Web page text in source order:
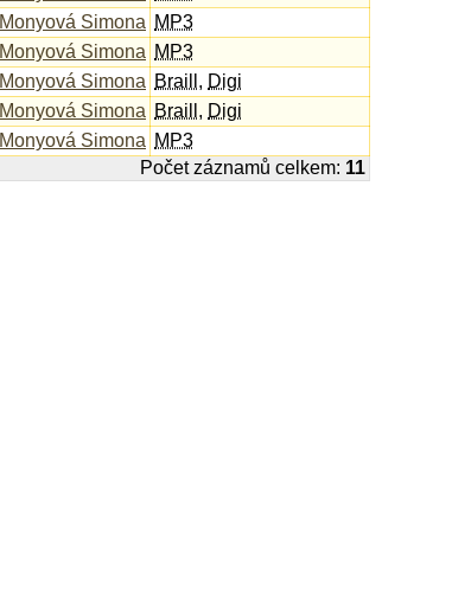
Monyová Simona MP3
Monyová Simona MP3
Monyová Simona Braill , Digi
Monyová Simona Braill , Digi
Monyová Simona MP3
Počet záznamů celkem: 11